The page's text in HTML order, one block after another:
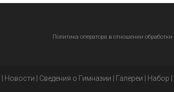
Политика оператора в отношении
Новости Сведения о Гимназии Галереи Набор